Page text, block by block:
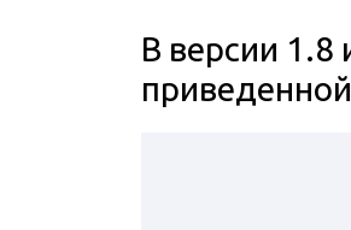
В версии 1.8